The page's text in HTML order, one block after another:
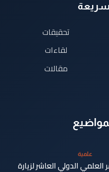
سريعة
تحقيقات
لقاءات
مقالات
علمية
العلمي الدولي العاشر لزيارة